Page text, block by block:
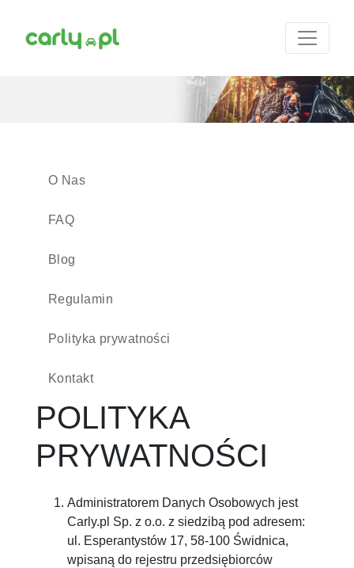
O Nas
FAQ
Blog
Regulamin
Polityka prywatności
Kontakt
POLITYKA
PRYWATNOŚCI
Administratorem Danych Osobowych jest
Carly.pl Sp. z o.o. z siedzibą pod adresem:
ul. Esperantystów 17, 58-100 Świdnica,
wpisaną do rejestru przedsiębiorców